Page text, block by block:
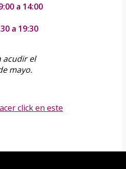
a 14:00
a 19:30
acudir el
mayo.
click en este